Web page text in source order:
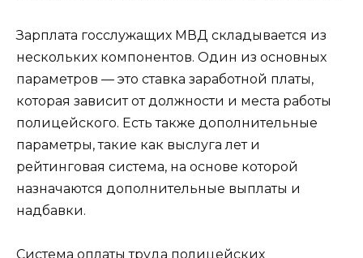
Зарплата госслужащих МВД складывается из
нескольких компонентов. Один из основных
параметров — это ставка заработной платы,
которая зависит от должности и места работы
полицейского. Есть также дополнительные
параметры, такие как выслуга лет и
рейтинговая система, на основе которой
назначаются дополнительные выплаты и
надбавки.
Система оплаты труда полицейских